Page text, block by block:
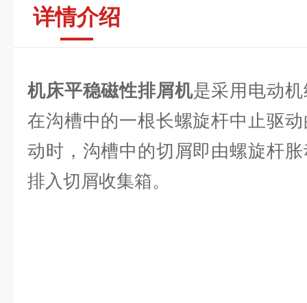
详情介绍
机床平稳磁性排屑机是采用电动
在沟槽中的一根长螺旋杆中止驱
动时，沟槽中的切屑即由螺旋杆
排入切屑收集箱。